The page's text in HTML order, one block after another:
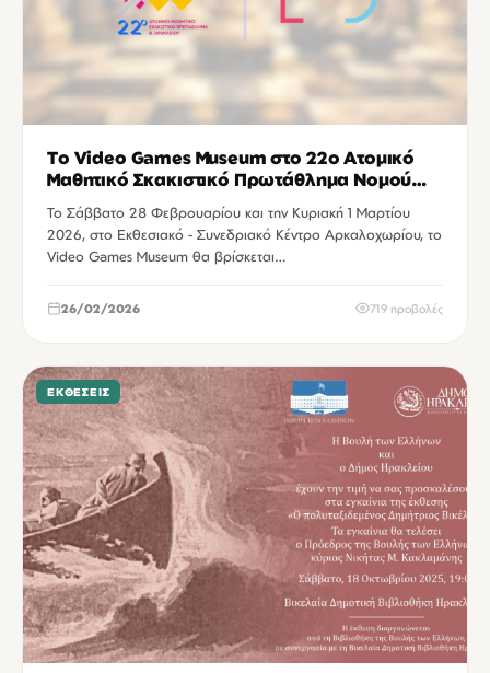
Το Video Games Museum στο 22ο Ατομικό
Μαθητικό Σκακιστικό Πρωτάθλημα Νομού
Ηρακλείου
Το Σάββατο 28 Φεβρουαρίου και την Κυριακή 1 Μαρτίου
2026, στο Εκθεσιακό - Συνεδριακό Κέντρο Αρκαλοχωρίου, το
Video Games Museum θα βρίσκεται…
26/02/2026 719 προβολές
ΕΚΘΈΣΕΙΣ